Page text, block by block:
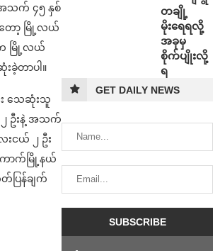
သက် ၄၅ နှစ်
ော့ မြို့လယ်
က မြို့လယ်
းခဲ့တာပါ။
း သေဆုံးသူ
၂ ဦးနဲ့ အသက်
ငယ် ၂ ဦး
ာက်မြို့နယ်
ြန်ချက်
တချို့
မိုးရေရလို့
အခုမှ
စိုက်ပျိုးလို့
ရ
GET DAILY NEWS